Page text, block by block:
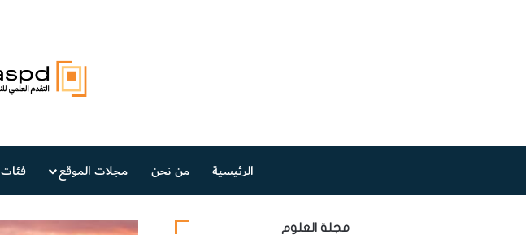
الرئيسية من نحن مجلات الموقع فئات
مجلة العلوم